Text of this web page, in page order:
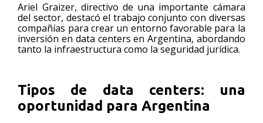
Ariel Graizer, directivo de una importante cámara
del sector, destacó el trabajo conjunto con diversas
compañías para crear un entorno favorable para la
inversión en data centers en Argentina, abordando
tanto la infraestructura como la seguridad jurídica.
Tipos de data centers: una
oportunidad para Argentina